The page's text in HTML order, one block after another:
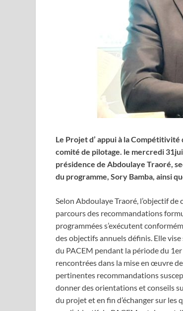
Le Projet d’ appui à la Compétitivité
comité de pilotage. le mercredi
présidence de Abdoulaye Traoré,
du programme, Sory Bamba, ainsi
Selon Abdoulaye Traoré, l’objectif
parcours des recommandations
programmées s’exécutent
des objectifs annuels définis. Elle
du PACEM pendant la période du
rencontrées dans la mise en œuvre
pertinentes recommandations
donner des orientations et conseils
du projet et en fin d’échanger sur les